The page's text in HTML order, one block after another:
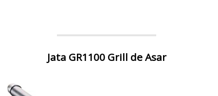
Jata GR1100 Grill de Asar